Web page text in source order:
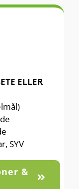
ELLER
SYV
&